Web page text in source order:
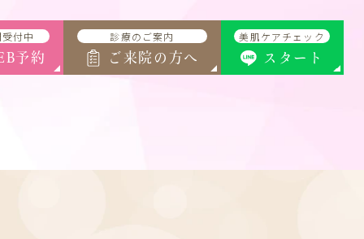
付中
予約
診療のご案内
ご来院の方へ
美肌ケアチェック
スタート